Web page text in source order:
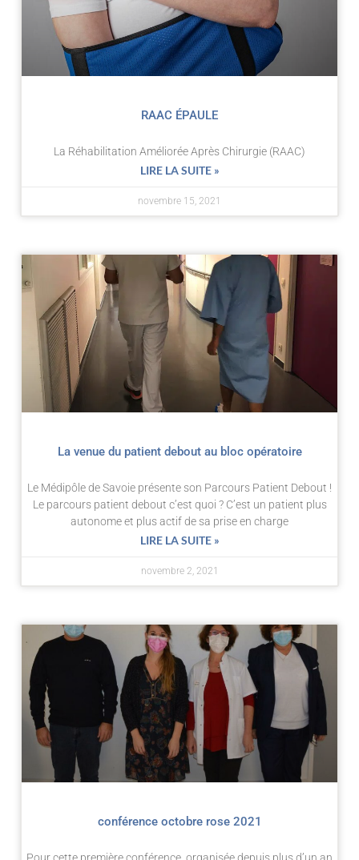
RAAC ÉPAULE
La Réhabilitation Améliorée Après Chirurgie (RAAC)
LIRE LA SUITE »
novembre 15, 2021
La venue du patient debout au bloc opératoire
Le Médipôle de Savoie présente son Parcours Patient Debout !
Le parcours patient debout c’est quoi ? C’est un patient plus
autonome et plus actif de sa prise en charge
LIRE LA SUITE »
novembre 2, 2021
conférence octobre rose 2021
Pour cette première conférence, organisée depuis plus d’un an